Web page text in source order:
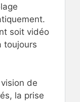
soit vidéo
toujours
de
la prise